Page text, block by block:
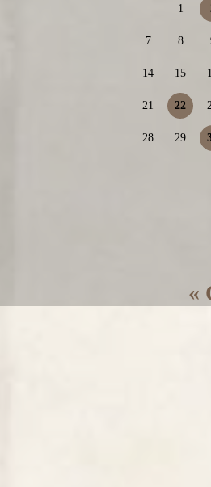
1
7 8
14 15
21 22
28 29
«